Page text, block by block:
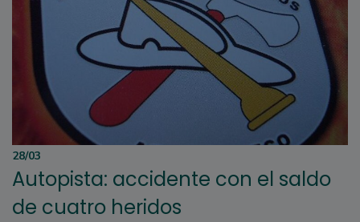
28/03
Autopista: accidente con el saldo
de cuatro heridos